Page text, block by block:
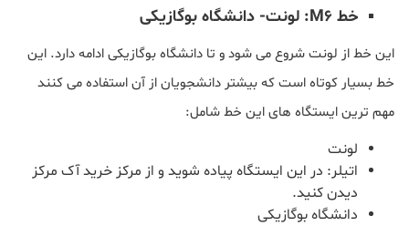
خط M6: لونت- دانشگاه بوگازیکی
این خط از لونت شروع می شود و تا دانشگاه بوگازیکی ادامه دارد. این
خط بسیار کوتاه است که بیشتر دانشجویان از آن استفاده می کنند
مهم ترین ایستگاه های این خط شامل:
لونت
اتیلر: در این ایستگاه پیاده شوید و از مرکز خرید آک مرکز
دیدن کنید.
دانشگاه بوگازیکی